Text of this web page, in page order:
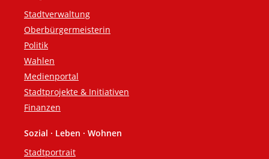
Fußzeile
Stadtverwaltung
Oberbürgermeisterin
Politik
Wahlen
Medienportal
Stadtprojekte & Initiativen
Finanzen
Sozial · Leben · Wohnen
Stadtportrait